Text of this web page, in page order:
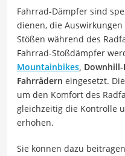
Fahrrad-Dämpfer sind
dienen, die
Stößen während des
Fahrrad-Stoßdämpfer
Mountainbikes ,
Fahrrädern eingesetzt.
um den Komfort des
gleichzeitig die Kontrolle
erhöhen.
Sie können dazu